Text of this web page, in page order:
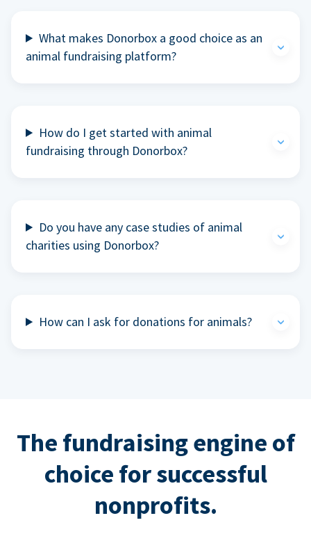
What makes Donorbox a good choice as an
animal fundraising platform?
How do I get started with animal
fundraising through Donorbox?
Do you have any case studies of animal
charities using Donorbox?
How can I ask for donations for animals?
The fundraising engine of
choice for successful
nonprofits.